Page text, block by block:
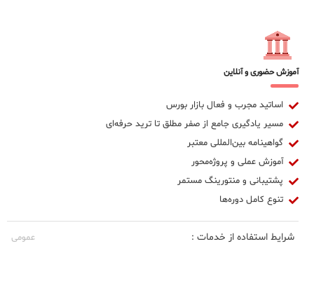
آموزش حضوری و آنلاین
اساتید مجرب و فعال بازار بورس
مسیر یادگیری جامع از صفر مطلق تا ترید حرفه‌ای
گواهینامه بین‌المللی معتبر
آموزش عملی و پروژه‌محور
پشتیبانی و منتورینگ مستمر
تنوع کامل دوره‌ها
شرایط استفاده از خدمات : عمومی